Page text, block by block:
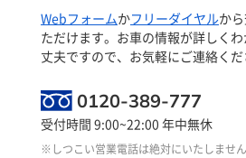
Webフォームかフリーダイヤルか
ただけます。お車の情報が詳しく
丈夫ですので、お気軽にご連絡くだ
0120-389-777
受付時間 9:00~22:00 年中無休
※しつこい営業電話は絶対にいたしませ